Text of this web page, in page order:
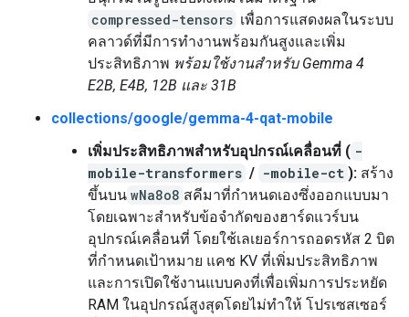
compressed-tensors เพื่อการแสดงผลในระบบ
คลาวด์ที่มีการทำงานพร้อมกันสูงและเพิ่ม
ประสิทธิภาพ พร้อมใช้งานสำหรับ Gemma 4
E2B, E4B, 12B และ 31B
collections/google/gemma-4-qat-mobile
เพิ่มประสิทธิภาพสำหรับอุปกรณ์เคลื่อนที่ ( -
mobile-transformers / -mobile-ct ): สร้าง
ขึ้นบน wNa8o8 สคีมาที่กำหนดเองซึ่งออกแบบมา
โดยเฉพาะสำหรับข้อจำกัดของฮาร์ดแวร์บน
อุปกรณ์เคลื่อนที่ โดยใช้เลเยอร์การถอดรหัส 2 บิต
ที่กำหนดเป้าหมาย แคช KV ที่เพิ่มประสิทธิภาพ
และการเปิดใช้งานแบบคงที่เพื่อเพิ่มการประหยัด
RAM ในอุปกรณ์สูงสุดโดยไม่ทำให้ โปรเซสเซอร์